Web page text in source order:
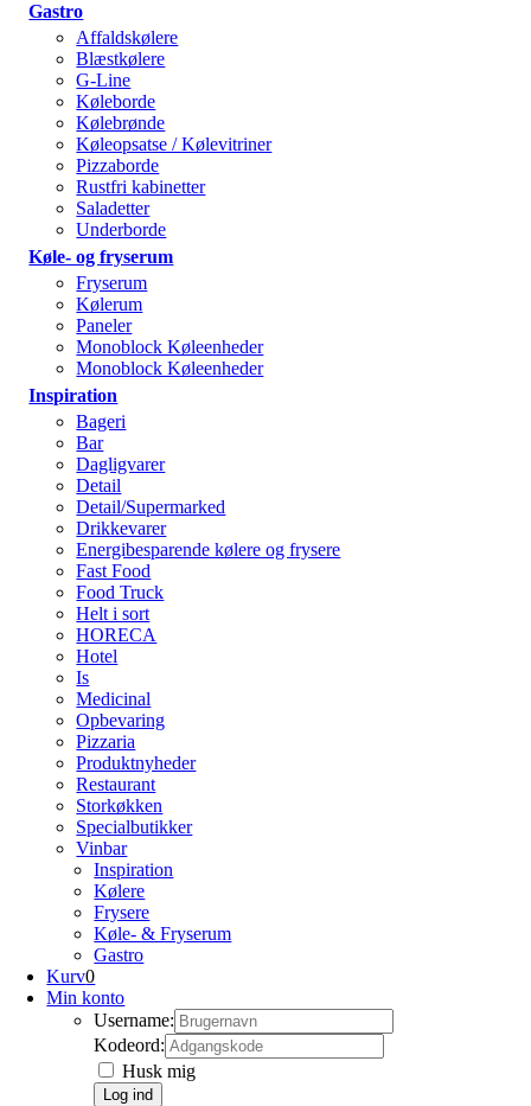
Gastro
Affaldskølere
Blæstkølere
G-Line
Køleborde
Kølebrønde
Køleopsatse / Kølevitriner
Pizzaborde
Rustfri kabinetter
Saladetter
Underborde
Køle- og fryserum
Fryserum
Kølerum
Paneler
Monoblock Køleenheder
Monoblock Køleenheder
Inspiration
Bageri
Bar
Dagligvarer
Detail
Detail/Supermarked
Drikkevarer
Energibesparende kølere og frysere
Fast Food
Food Truck
Helt i sort
HORECA
Hotel
Is
Medicinal
Opbevaring
Pizzaria
Produktnyheder
Restaurant
Storkøkken
Specialbutikker
Vinbar
Inspiration
Kølere
Frysere
Køle- & Fryserum
Gastro
Kurv0
Min konto
Username:
Kodeord:
Husk mig